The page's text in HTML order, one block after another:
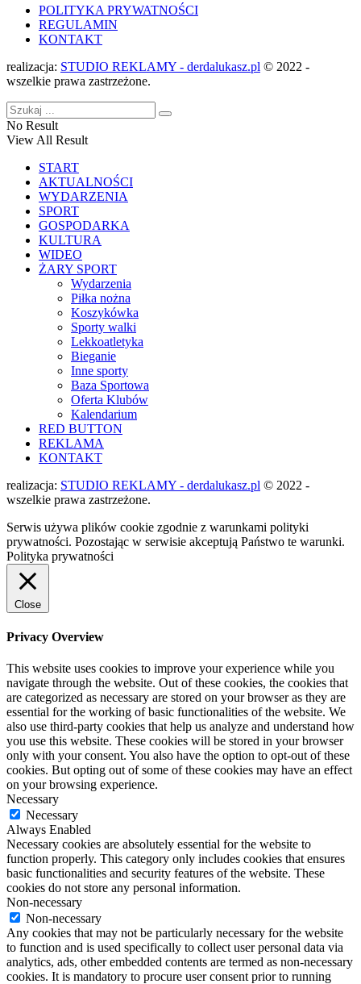
POLITYKA PRYWATNOŚCI
REGULAMIN
KONTAKT
realizacja: STUDIO REKLAMY - derdalukasz.pl © 2022 -
wszelkie prawa zastrzeżone.
No Result
View All Result
START
AKTUALNOŚCI
WYDARZENIA
SPORT
GOSPODARKA
KULTURA
WIDEO
ŻARY SPORT
Wydarzenia
Piłka nożna
Koszykówka
Sporty walki
Lekkoatletyka
Bieganie
Inne sporty
Baza Sportowa
Oferta Klubów
Kalendarium
RED BUTTON
REKLAMA
KONTAKT
realizacja: STUDIO REKLAMY - derdalukasz.pl © 2022 -
wszelkie prawa zastrzeżone.
Serwis używa plików cookie zgodnie z warunkami polityki
prywatności. Pozostając w serwisie akceptują Państwo te warunki.
Polityka prywatności
Close
Privacy Overview
This website uses cookies to improve your experience while you
navigate through the website. Out of these cookies, the cookies that
are categorized as necessary are stored on your browser as they are
essential for the working of basic functionalities of the website. We
also use third-party cookies that help us analyze and understand how
you use this website. These cookies will be stored in your browser
only with your consent. You also have the option to opt-out of these
cookies. But opting out of some of these cookies may have an effect
on your browsing experience.
Necessary
Necessary
Always Enabled
Necessary cookies are absolutely essential for the website to
function properly. This category only includes cookies that ensures
basic functionalities and security features of the website. These
cookies do not store any personal information.
Non-necessary
Non-necessary
Any cookies that may not be particularly necessary for the website
to function and is used specifically to collect user personal data via
analytics, ads, other embedded contents are termed as non-necessary
cookies. It is mandatory to procure user consent prior to running